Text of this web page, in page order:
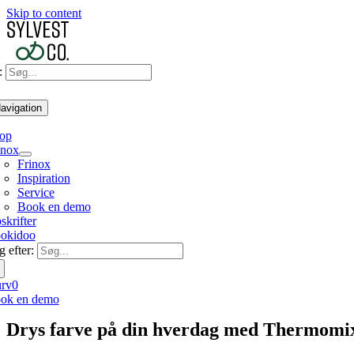
Skip to content
Frinox
Inspiration
Service
Book en demo
efter:
0
en demo
Drys farve på din hverdag med